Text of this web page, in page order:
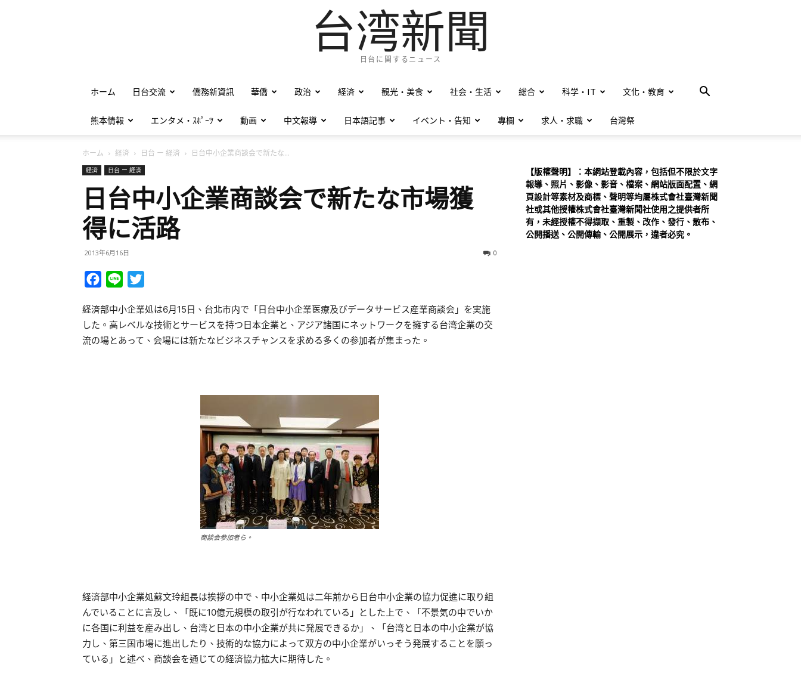
台湾新聞
日台に関するニュース
ホーム 日台交流 僑務新資訊 華僑 政治 経済 観光・美食 社会・生活 総合 科学・IT 文化・教育
熊本情報 エンタメ・ｽﾎﾟｰﾂ 動画 中文報導 日本語記事 イベント・告知 專欄 求人・求職 台灣祭
ホーム 経済 日台 ー 経済 日台中小企業商談会で新たな...
経済 日台 ー 経済
日台中小企業商談会で新たな市場獲
得に活路
2013年6月16日 0
Facebook
Line
経済部中小企業処は6月15日、台北市内で「日台中小企業医療及びデータサービス産業商談会」を実施
した。高レベルな技術とサービスを持つ日本企業と、アジア諸国にネットワークを擁する台湾企業の交
流の場とあって、会場には新たなビジネスチャンスを求める多くの参加者が集まった。
商談会参加者ら。
経済部中小企業処蘇文玲組長は挨拶の中で、中小企業処は二年前から日台中小企業の協力促進に取り組
んでいることに言及し、「既に10億元規模の取引が行なわれている」とした上で、「不景気の中でいか
に各国に利益を産み出し、台湾と日本の中小企業が共に発展できるか」、「台湾と日本の中小企業が協
力し、第三国市場に進出したり、技術的な協力によって双方の中小企業がいっそう発展することを願っ
ている」と述べ、商談会を通じての経済協力拡大に期待した。
【版權聲明】：本網站登載內容，包括但不限於文字
報導、照片、影像、影音、檔案、網站版面配置、網
頁設計等素材及商標、聲明等均屬株式會社臺灣新聞
社或其他授權株式會社臺灣新聞社使用之提供者所
有，未經授權不得擷取、重製、改作、發行、散布、
公開播送、公開傳輸、公開展示，違者必究。